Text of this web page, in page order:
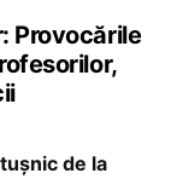
Provocările
de la